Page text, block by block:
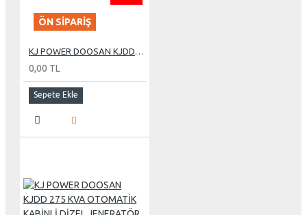
ÖN SIPARIŞ
KJ POWER DOOSAN KJDD 255 KVA OTOMATİK KABİNLİ DİZEL JENERATÖR
0,00 TL
Sepete Ekle